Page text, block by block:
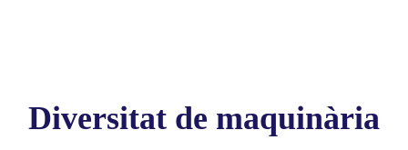
Diversitat de maquinària